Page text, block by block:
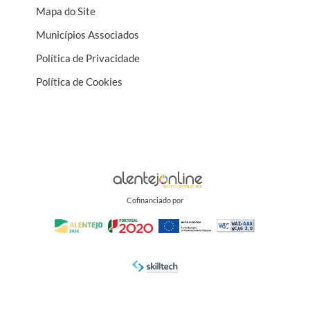
Mapa do Site
Municípios Associados
Política de Privacidade
Política de Cookies
Cofinanciado por